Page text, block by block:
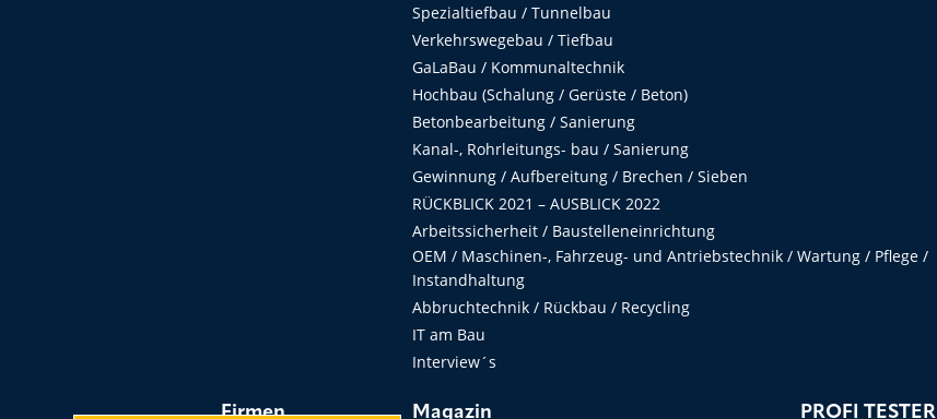
Spezialtiefbau / Tunnelbau
Verkehrswegebau / Tiefbau
GaLaBau / Kommunaltechnik
Hochbau (Schalung / Gerüste / Beton)
Betonbearbeitung / Sanierung
Kanal-, Rohrleitungs- bau / Sanierung
Gewinnung / Aufbereitung / Brechen / Sieben
RÜCKBLICK 2021 – AUSBLICK 2022
Arbeitssicherheit / Baustelleneinrichtung
OEM / Maschinen-, Fahrzeug- und Antriebstechnik / Wartung / Pflege /
Instandhaltung
Abbruchtechnik / Rückbau / Recycling
IT am Bau
Interview´s
Firmen Magazin PROFI TESTER